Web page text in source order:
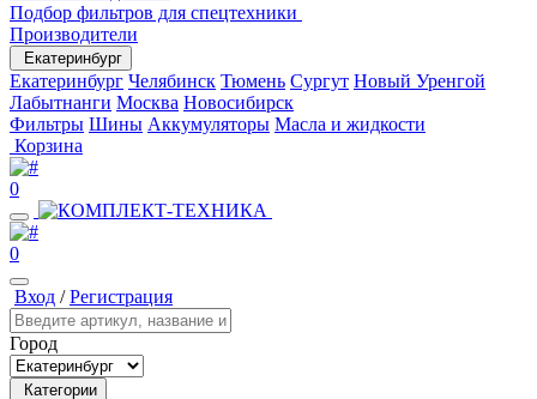
Подбор фильтров для спецтехники
Производители
Екатеринбург
Екатеринбург Челябинск Тюмень Сургут Новый Уренгой
Лабытнанги Москва Новосибирск
Фильтры Шины Аккумуляторы Масла и жидкости
Корзина
0
0
Вход /Регистрация
Город
Категории